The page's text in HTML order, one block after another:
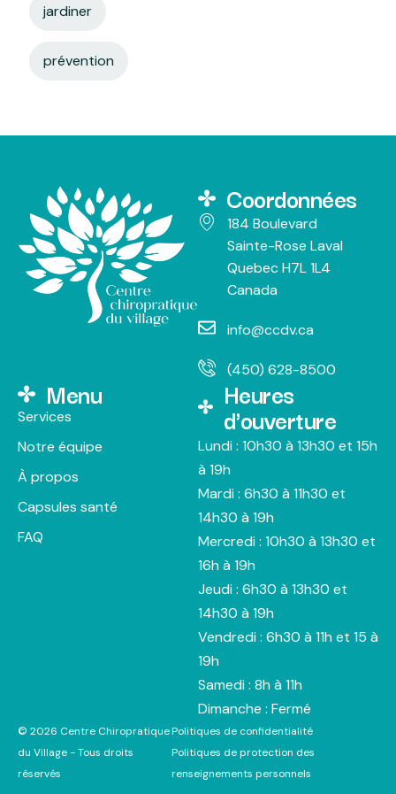
jardiner
prévention
Coordonnées
184 Boulevard
Sainte-Rose Laval
Quebec H7L 1L4
Canada
info@ccdv.ca
(450) 628-8500
Menu
Services
Notre équipe
À propos
Capsules santé
FAQ
Heures
d'ouverture
Lundi : 10h30 à 13h30 et 15h
à 19h
Mardi : 6h30 à 11h30 et
14h30 à 19h
Mercredi : 10h30 à 13h30 et
16h à 19h
Jeudi : 6h30 à 13h30 et
14h30 à 19h
Vendredi : 6h30 à 11h et 15 à
19h
Samedi : 8h à 11h
Dimanche : Fermé
© 2026 Centre Chiropratique
du Village - Tous droits
réservés
Politiques de confidentialité
Politiques de protection des
renseignements personnels